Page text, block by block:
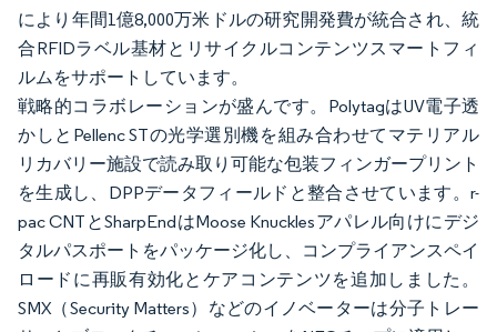
により年間1億8,000万米ドルの研究開発費が統合され、統
合RFIDラベル基材とリサイクルコンテンツスマートフィ
ルムをサポートしています。
戦略的コラボレーションが盛んです。PolytagはUV電子透
かしとPellenc STの光学選別機を組み合わせてマテリアル
リカバリー施設で読み取り可能な包装フィンガープリント
を生成し、DPPデータフィールドと整合させています。r-
pac CNTとSharpEndはMoose Knucklesアパレル向けにデジ
タルパスポートをパッケージ化し、コンプライアンスペイ
ロードに再販有効化とケアコンテンツを追加しました。
SMX（Security Matters）などのイノベーターは分子トレー